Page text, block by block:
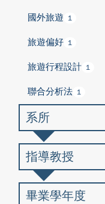
國外旅遊 1
旅遊偏好 1
旅遊行程設計 1
聯合分析法 1
系所
指導教授
畢業學年度